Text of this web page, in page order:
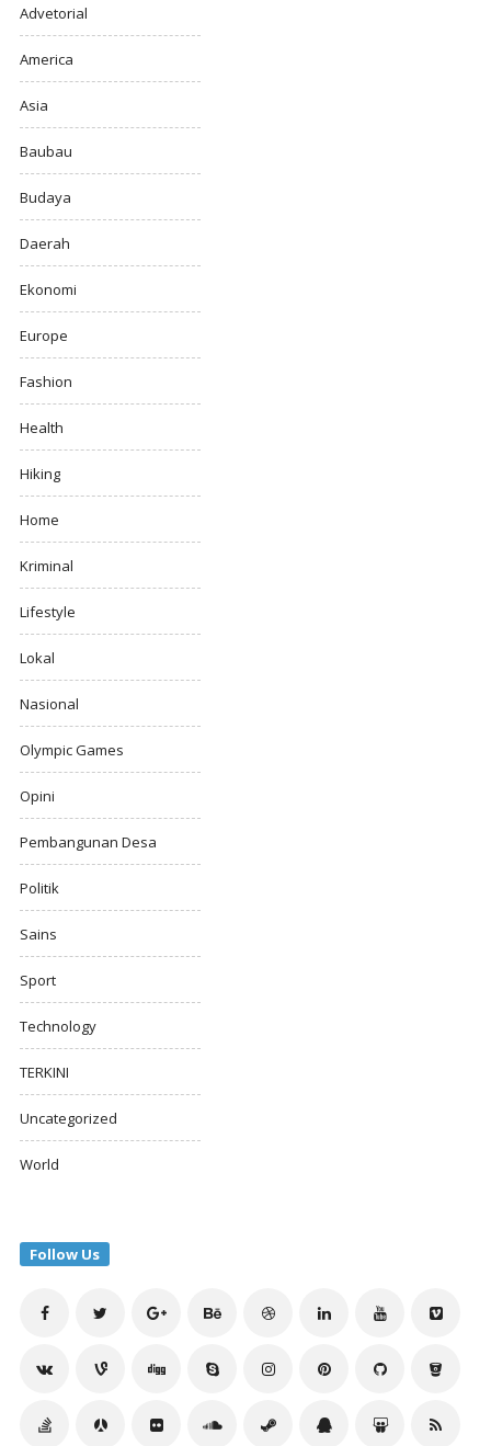
Advetorial
America
Asia
Baubau
Budaya
Daerah
Ekonomi
Europe
Fashion
Health
Hiking
Home
Kriminal
Lifestyle
Lokal
Nasional
Olympic Games
Opini
Pembangunan Desa
Politik
Sains
Sport
Technology
TERKINI
Uncategorized
World
Follow Us